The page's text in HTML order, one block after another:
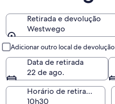
Retirada e devolução
Westwego
Adicionar outro local de devolução
Data de retirada
22 de ago.
Horário de retirada